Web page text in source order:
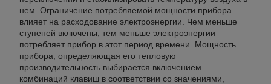
нем. Ограничение потребляемой мощности прибора
влияет на расходование электроэнергии. Чем меньше
ступеней включены, тем меньше электроэнергии
потребляет прибор в этот период времени. Мощность
прибора, определяющая его тепловую
производительность выбирается включением
комбинаций клавиш в соответствии со значениями,